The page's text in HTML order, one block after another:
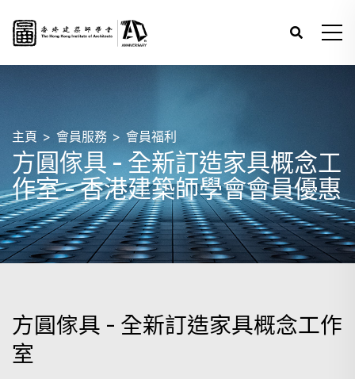
主頁 會員服務 會員福利
方圓傢具 - 全新訂造家具概念工
作室 - 香港建築師學會會員優惠
方圓傢具 - 全新訂造家具概念工作
室